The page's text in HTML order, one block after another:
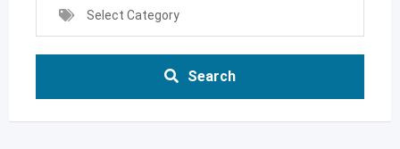
Select Category
Search